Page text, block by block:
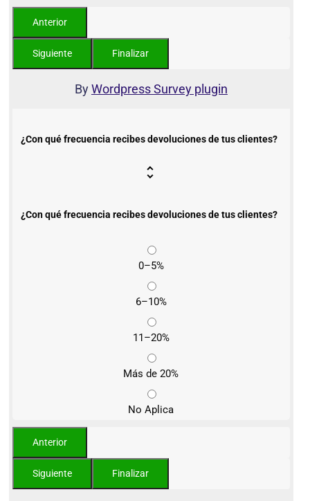
ByWordpress Survey plugin
¿Con qué frecuencia recibes devoluciones de tus clientes?
¿Con qué frecuencia recibes devoluciones de tus clientes?
0–5%
6–10%
11–20%
Más de 20%
No Aplica